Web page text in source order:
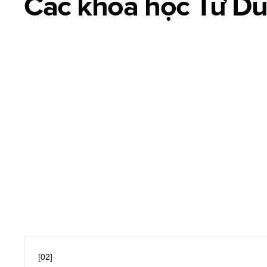
Advertising Design là thiết kế hình ảnh sáng tạo giúp truyền
Print Design
[02]